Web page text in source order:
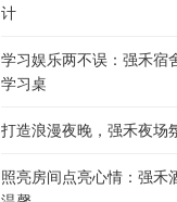
计
学习娱乐两不误：强禾宿
学习桌
打造浪漫夜晚，强禾夜场
照亮房间点亮心情：强禾